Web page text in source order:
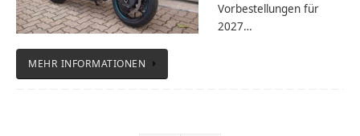
Vorbestellungen für
2027…
MEHR INFORMATIONEN